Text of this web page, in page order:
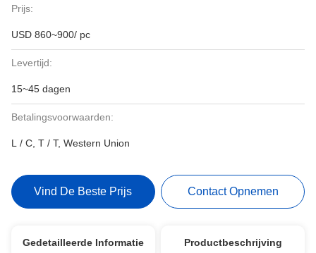
Prijs:
USD 860~900/ pc
Levertijd:
15~45 dagen
Betalingsvoorwaarden:
L / C, T / T, Western Union
Vind De Beste Prijs Contact Opnemen
Gedetailleerde Informatie Productbeschrijving